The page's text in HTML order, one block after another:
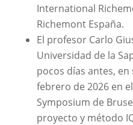
International
Richemont España.
El profesor Carlo
Universidad de la
pocos días antes,
febrero de 2026 en
Symposium de
proyecto y método